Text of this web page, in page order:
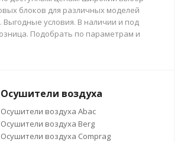
блоков для различных моделей
Выгодные условия. В наличии и под
Подобрать по параметрам и
Осушители воздуха
Осушители воздуха Abac
Осушители воздуха Berg
Осушители воздуха Comprag